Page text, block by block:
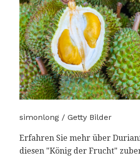
simonlong / Getty Bilder
Erfahren Sie mehr über
diesen "König der Frucht"